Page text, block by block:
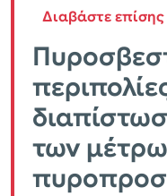
Διαβάστε επίσης
των